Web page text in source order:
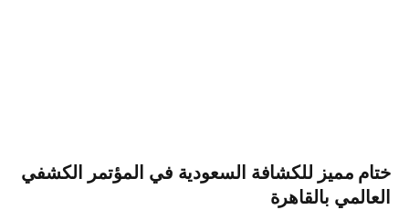
ختام مميز للكشافة السعودية في المؤتمر الكشفي
العالمي بالقاهرة